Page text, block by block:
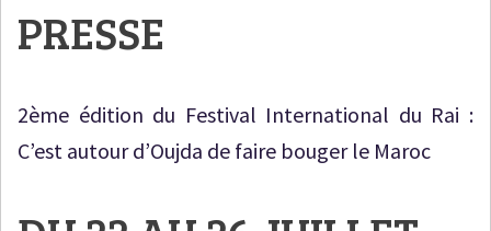
PRESSE
2ème édition du Festival International du Rai :
C’est autour d’Oujda de faire bouger le Maroc